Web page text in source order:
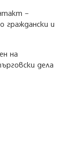
–
граждански и
на
дела